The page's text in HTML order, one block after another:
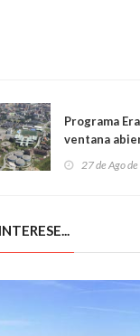
Programa
ventana
Europa
27 de Ago